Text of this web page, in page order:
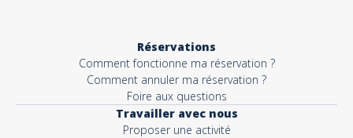
Réservations
Comment fonctionne ma réservation ?
Comment annuler ma réservation ?
Foire aux questions
Travailler avec nous
Proposer une activité